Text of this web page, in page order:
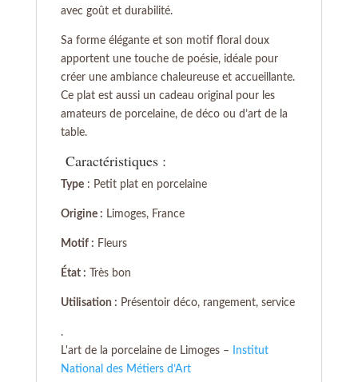
avec goût et durabilité.
Sa forme élégante et son motif floral doux
apportent une touche de poésie, idéale pour
créer une ambiance chaleureuse et accueillante.
Ce plat est aussi un cadeau original pour les
amateurs de porcelaine, de déco ou d’art de la
table.
Caractéristiques :
Type: Petit plat en porcelaine
Origine : Limoges, France
Motif : Fleurs
État : Très bon
Utilisation : Présentoir déco, rangement, service
.
L'art de la porcelaine de Limoges –
Institut
National des Métiers d’Art